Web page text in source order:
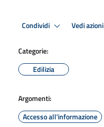
Condividi Vedi azioni
Categorie:
Edilizia
Argomenti:
Accesso all'informazione